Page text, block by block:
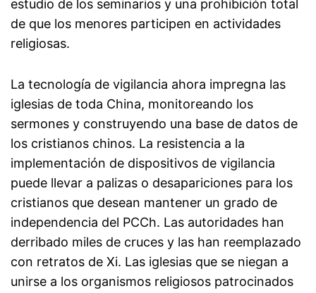
estudio de los seminarios y una prohibición total
de que los menores participen en actividades
religiosas.
La tecnología de vigilancia ahora impregna las
iglesias de toda China, monitoreando los
sermones y construyendo una base de datos de
los cristianos chinos. La resistencia a la
implementación de dispositivos de vigilancia
puede llevar a palizas o desapariciones para los
cristianos que desean mantener un grado de
independencia del PCCh. Las autoridades han
derribado miles de cruces y las han reemplazado
con retratos de Xi. Las iglesias que se niegan a
unirse a los organismos religiosos patrocinados